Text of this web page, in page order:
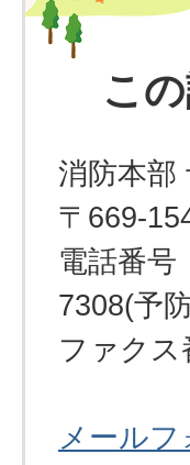
こ
消防本部
〒669-
電話番号
7308(予
ファクス
メール